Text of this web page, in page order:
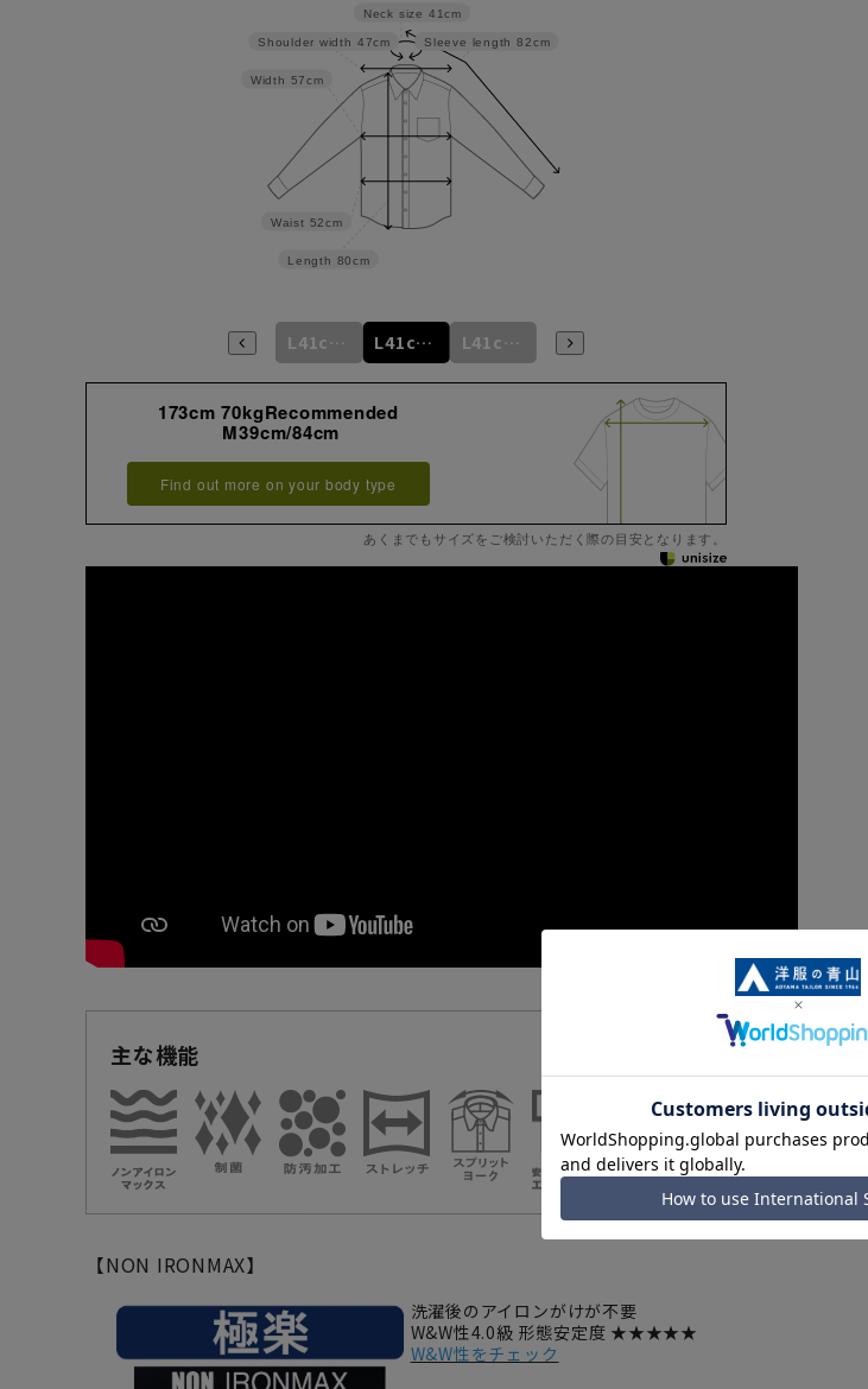
Sleeve length 82cm
Neck size 41cm
Length 80cm
Waist 52cm
Width 57cm
Shoulder width 47cm
L41cm/78cm L41cm/80cm L41cm/82cm L41cm/84cm
173cm 70kgRecommended
M39cm/84cm
Find out more on your body type
あくまでもサイズをご検討いただく際の目安となります。
主な機能 機能一覧
【NON IRONMAX】
洗濯後のアイロンがけが不要
W&W性4.0級 形態安定度 ★★★★★
W&W性をチェック